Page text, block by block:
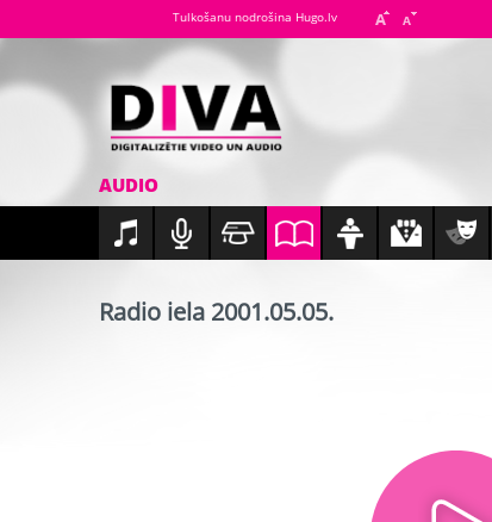
Tulkošanu nodrošina Hugo.lv
AUDIO
Radio iela 2001.05.05.